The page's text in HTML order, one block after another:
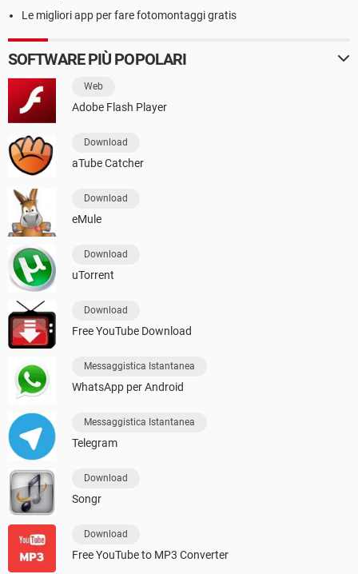
Le migliori app per fare fotomontaggi gratis
SOFTWARE PIÙ POPOLARI
Web
Adobe Flash Player
Download
aTube Catcher
Download
eMule
Download
uTorrent
Download
Free YouTube Download
Messaggistica Istantanea
WhatsApp per Android
Messaggistica Istantanea
Telegram
Download
Songr
Download
Free YouTube to MP3 Converter